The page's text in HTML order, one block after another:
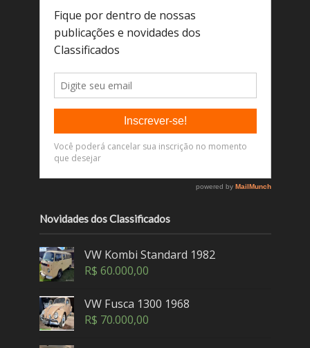
Novidades dos Classificados
VW Kombi Standard 1982
R$ 60.000,00
VW Fusca 1300 1968
R$ 70.000,00